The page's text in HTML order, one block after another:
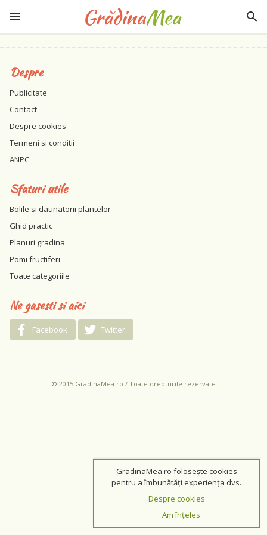
Despre
Publicitate
Contact
Despre cookies
Termeni si conditii
ANPC
Sfaturi utile
Bolile si daunatorii plantelor
Ghid practic
Planuri gradina
Pomi fructiferi
Toate categoriile
Ne gasesti si aici
Facebook Twitter
© 2015 GradinaMea.ro / Toate drepturile rezervate
GradinaMea.ro folosește cookies
pentru a îmbunătăți experiența dvs.
Despre cookies
Am înțeles